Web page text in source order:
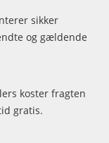
sikker
og gældende
koster fragten
gratis.